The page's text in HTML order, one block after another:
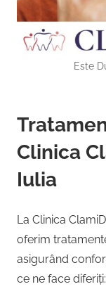
Este
Clinica
Iulia
La Clinica
oferim
asigurând
ce ne face diferiți: